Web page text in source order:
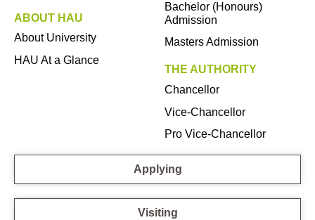
ABOUT HAU
About University
HAU At a Glance
Bachelor (Honours)
Admission
Masters Admission
THE AUTHORITY
Chancellor
Vice-Chancellor
Pro Vice-Chancellor
Applying
Visiting